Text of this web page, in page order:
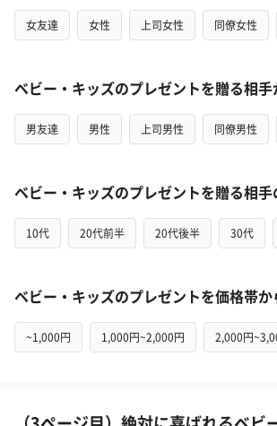
女友達 女性 上司女性 同僚女性
ベビー・キッズのプレゼントを贈る相手
男友達 男性 上司男性 同僚男性
ベビー・キッズのプレゼントを贈る相
10代 20代前半 20代後半 30代
ベビー・キッズのプレゼントを価格帯か
~1,000円 1,000円~2,000円 2,000円